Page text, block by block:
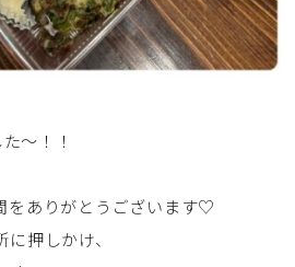
～！！
をありがとうございます♡
押しかけ、